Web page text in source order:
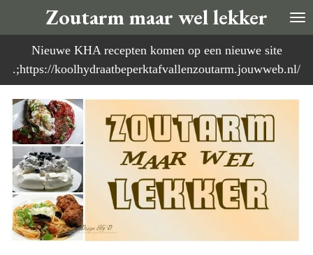
direct
naar
de
Zoutarm maar wel lekker
Nieuwe KHA recepten komen op een nieuwe site
.;https://koolhydraatbeperktafvallenzoutarm.jouwweb.nl/